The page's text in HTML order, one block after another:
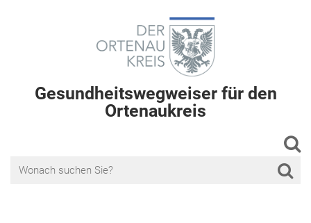
Gesundheitswegweiser für den
Ortenaukreis